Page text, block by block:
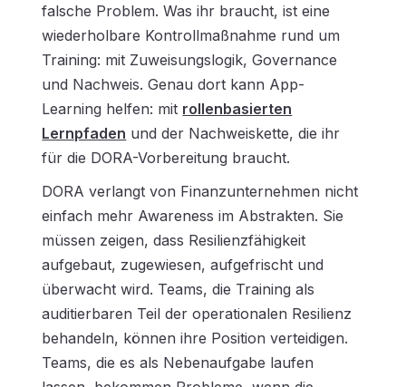
falsche Problem. Was ihr braucht, ist eine
wiederholbare Kontrollmaßnahme rund um
Training: mit Zuweisungslogik, Governance
und Nachweis. Genau dort kann App-
Learning helfen: mit rollenbasierten
Lernpfaden und der Nachweiskette, die ihr
für die DORA-Vorbereitung braucht.
DORA verlangt von Finanzunternehmen nicht
einfach mehr Awareness im Abstrakten. Sie
müssen zeigen, dass Resilienzfähigkeit
aufgebaut, zugewiesen, aufgefrischt und
überwacht wird. Teams, die Training als
auditierbaren Teil der operationalen Resilienz
behandeln, können ihre Position verteidigen.
Teams, die es als Nebenaufgabe laufen